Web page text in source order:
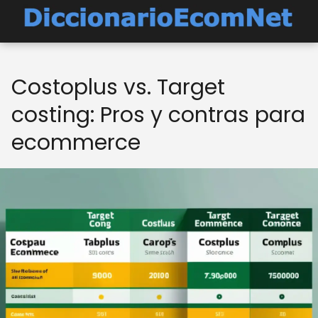
Costoplus vs. Target
costing: Pros y contras para
ecommerce